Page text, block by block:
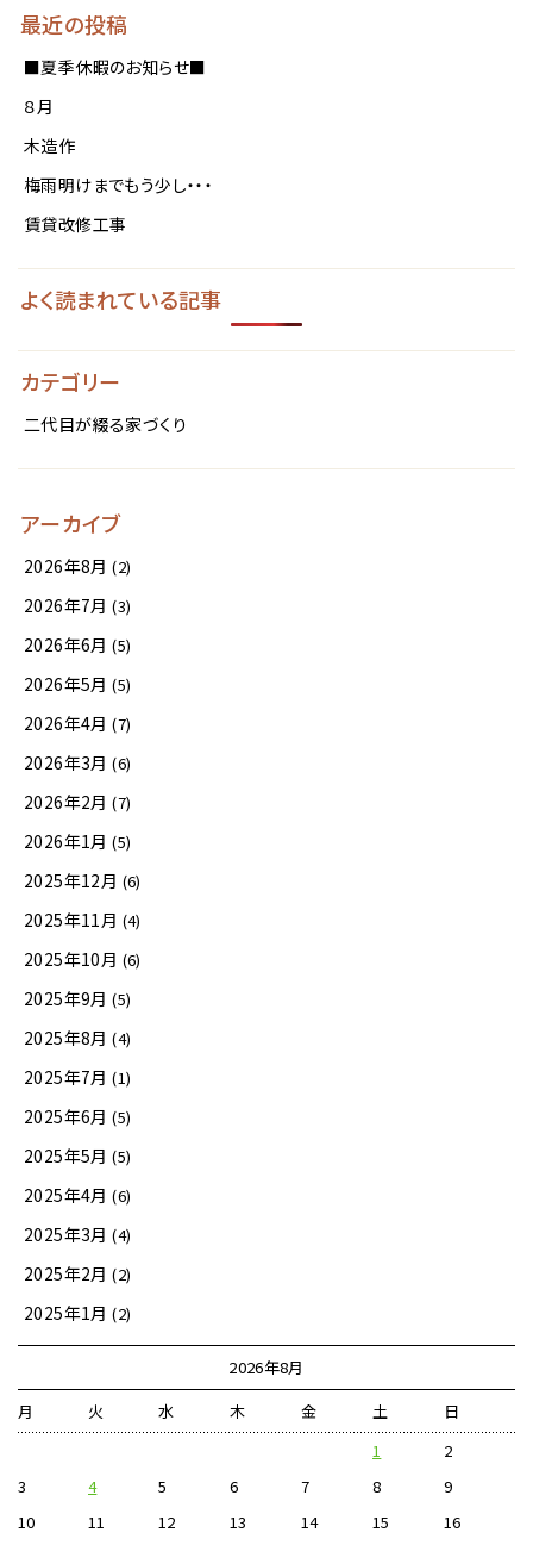
最近の投稿
■夏季休暇のお知らせ■
８月
木造作
梅雨明けまでもう少し・・・
賃貸改修工事
よく読まれている記事
カテゴリー
二代目が綴る家づくり
アーカイブ
2026年8月 (2)
2026年7月 (3)
2026年6月 (5)
2026年5月 (5)
2026年4月 (7)
2026年3月 (6)
2026年2月 (7)
2026年1月 (5)
2025年12月 (6)
2025年11月 (4)
2025年10月 (6)
2025年9月 (5)
2025年8月 (4)
2025年7月 (1)
2025年6月 (5)
2025年5月 (5)
2025年4月 (6)
2025年3月 (4)
2025年2月 (2)
2025年1月 (2)
2026年8月
月
火 水 木 金 土
日
1
2
3
4 5 6 7 8
9
10
11 12 13 14 15
16